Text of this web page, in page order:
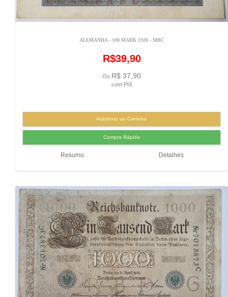
ALEMANHA - 100 MARK 1920 - MBC
R$39,90
Ou R$ 37,90
com PIX
Resumo Detalhes